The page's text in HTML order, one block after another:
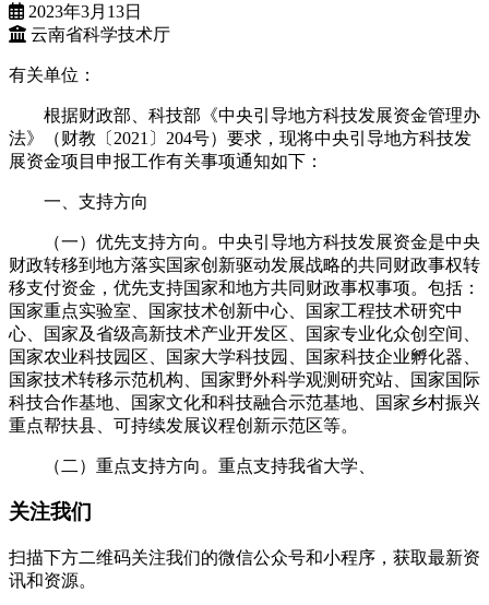
2023年3月13日
云南省科学技术厅
有关单位：
根据财政部、科技部《中央引导地方科技发展资金管理办
法》（财教〔2021〕204号）要求，现将中央引导地方科技发
展资金项目申报工作有关事项通知如下：
一、支持方向
（一）优先支持方向。中央引导地方科技发展资金是中央
财政转移到地方落实国家创新驱动发展战略的共同财政事权转
移支付资金，优先支持国家和地方共同财政事权事项。包括：
国家重点实验室、国家技术创新中心、国家工程技术研究中
心、国家及省级高新技术产业开发区、国家专业化众创空间、
国家农业科技园区、国家大学科技园、国家科技企业孵化器、
国家技术转移示范机构、国家野外科学观测研究站、国家国际
科技合作基地、国家文化和科技融合示范基地、国家乡村振兴
重点帮扶县、可持续发展议程创新示范区等。
（二）重点支持方向。重点支持我省大学、
关注我们
扫描下方二维码关注我们的微信公众号和小程序，获取最新资
讯和资源。